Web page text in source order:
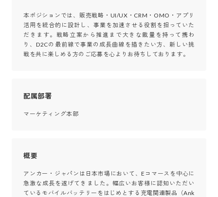
本ポジションでは、販売戦略・UI/UX・CRM・OMO・アプリ
活用を統合的に設計し、事業を加速させる役割を担っていた
だきます。戦略立案から推進まで大きな裁量を持って携わ
り、D2Cの最前線で事業の成長曲線を描きたい方、新しい挑
戦を共に楽しめる方のご応募を心よりお待ちしております。
配属部署
マーケティング本部
概要
アンカー・ジャパンは日本市場において、Eコマースを中心に
急激な成長を遂げてきました。幅広いお客様に認知いただい
ているモバイルバッテリーをはじめとする充電関連製品（Ank